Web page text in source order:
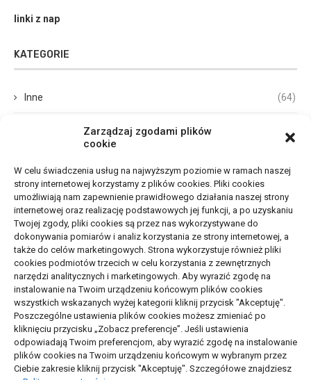
Zarządzaj zgodami plików
cookie
W celu świadczenia usług na najwyższym poziomie w ramach naszej
strony internetowej korzystamy z plików cookies. Pliki cookies
umożliwiają nam zapewnienie prawidłowego działania naszej strony
internetowej oraz realizację podstawowych jej funkcji, a po uzyskaniu
Twojej zgody, pliki cookies są przez nas wykorzystywane do
dokonywania pomiarów i analiz korzystania ze strony internetowej, a
także do celów marketingowych. Strona wykorzystuje również pliki
cookies podmiotów trzecich w celu korzystania z zewnętrznych
narzędzi analitycznych i marketingowych. Aby wyrazić zgodę na
instalowanie na Twoim urządzeniu końcowym plików cookies
wszystkich wskazanych wyżej kategorii kliknij przycisk "Akceptuję".
Poszczególne ustawienia plików cookies możesz zmieniać po
kliknięciu przycisku „Zobacz preferencje”. Jeśli ustawienia
odpowiadają Twoim preferencjom, aby wyrazić zgodę na instalowanie
plików cookies na Twoim urządzeniu końcowym w wybranym przez
Ciebie zakresie kliknij przycisk "Akceptuję". Szczegółowe znajdziesz
linki z nap
KATEGORIE
Inne (64)
Biznes, Finanse
Budownictwo, Przemysł
Edukacja, Rozrywka (33)
Zdrowie, Medycyna (105)
Moda, Uroda
Turystyka, Aktywność (50)
Motoryzacja, Transport (83)
Usługi (72)